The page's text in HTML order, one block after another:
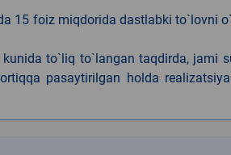
15 foiz miqdorida dastlabki to`lovni
to`liq to`langan taqdirda, jami
pasaytirilgan holda